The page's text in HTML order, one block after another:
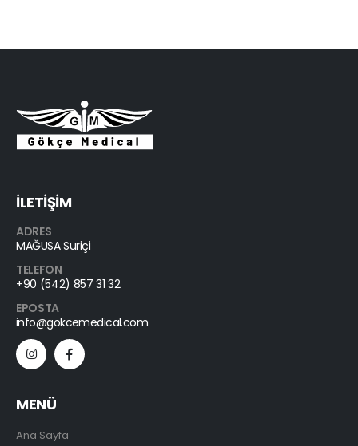
İLETİŞİM
ADRES
MAĞUSA Suriçi
TELEFON
+90 (542) 857 31 32
EPOSTA
info@gokcemedical.com
MENÜ
Ana Sayfa